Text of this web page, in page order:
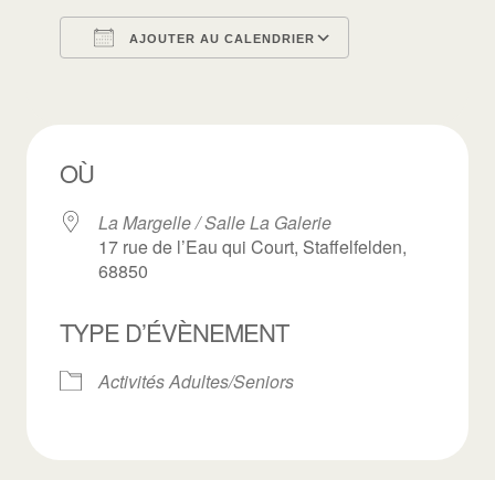
AJOUTER AU CALENDRIER
OÙ
La Margelle / Salle La Galerie
17 rue de l’Eau qui Court, Staffelfelden,
68850
TYPE D’ÉVÈNEMENT
Activités Adultes/Seniors